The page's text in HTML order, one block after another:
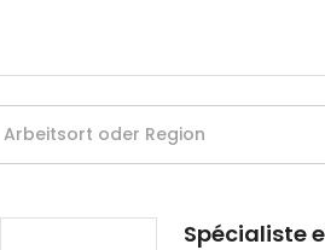
Spécialiste